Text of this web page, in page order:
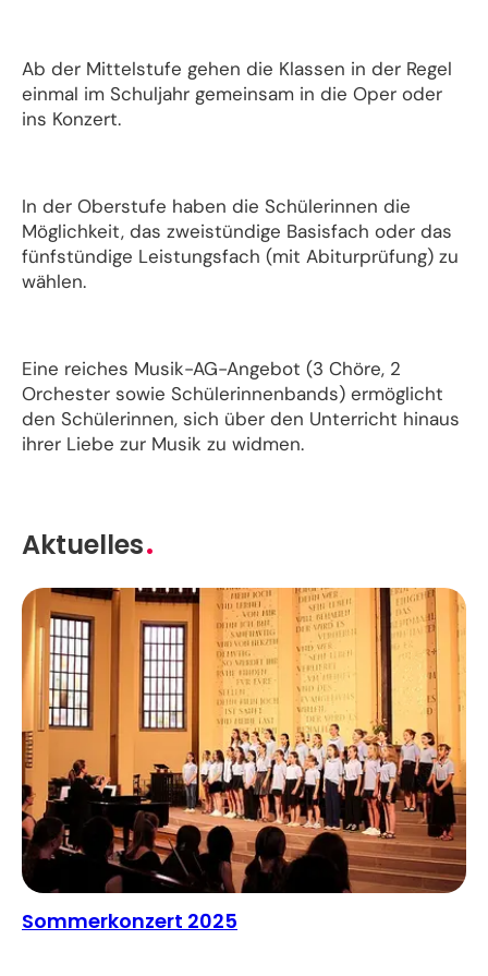
Ab der Mittelstufe gehen die Klassen in der Regel
einmal im Schuljahr gemeinsam in die Oper oder
ins Konzert.
In der Oberstufe haben die Schülerinnen die
Möglichkeit, das zweistündige Basisfach oder das
fünfstündige Leistungsfach (mit Abiturprüfung) zu
wählen.
Eine reiches Musik-AG-Angebot (3 Chöre, 2
Orchester sowie Schülerinnenbands) ermöglicht
den Schülerinnen, sich über den Unterricht hinaus
ihrer Liebe zur Musik zu widmen.
Aktuelles
Sommerkonzert 2025